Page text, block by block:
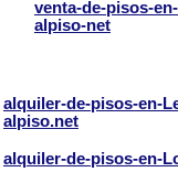
venta-de-pisos-
alpiso-net
alquiler-de-pisos-en-
alpiso.net
alquiler-de-pisos-en-